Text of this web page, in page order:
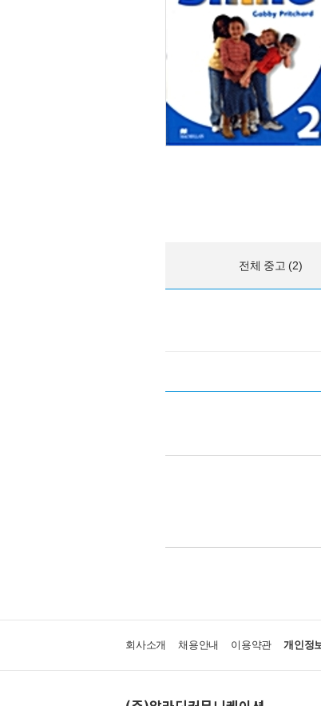
전체 중고 (2)
회사소개 채용안내 이용약관 개인정